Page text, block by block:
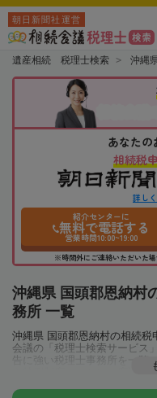
朝日新聞社運営
遺産相続 税理士検索 沖縄
あなた
相続税
詳し
紹介センターに
無料で電話する
営業時間10:00~19:00
※時間外にご連絡いただいた場
沖縄県 国頭郡恩納村
務所 一覧
沖縄県 国頭郡恩納村の相続
会議の「税理士検索サービス
告に強い税理士事務所を一覧
や特例制度のことは一度近隣